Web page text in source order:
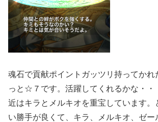
魂石で貢献ポイントガッツリ持ってかれ
っと☆７です。活躍してくれるかな・・
近はキラとメルキオを重宝しています。
い勝手が良くて、キラ、メルキオ、ゼー